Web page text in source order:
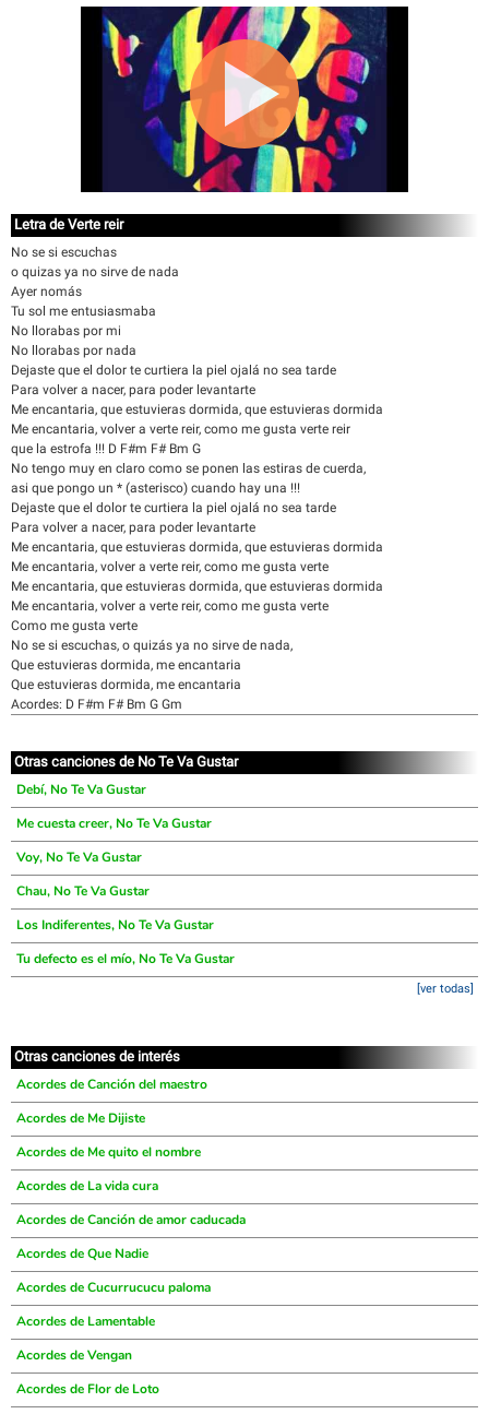
Letra de Verte reir
No se si escuchas
o quizas ya no sirve de nada
Ayer nomás
Tu sol me entusiasmaba
No llorabas por mi
No llorabas por nada
Dejaste que el dolor te curtiera la piel ojalá no sea tarde
Para volver a nacer, para poder levantarte
Me encantaria, que estuvieras dormida, que estuvieras dormida
Me encantaria, volver a verte reir, como me gusta verte reir
que la estrofa !!! D F#m F# Bm G
No tengo muy en claro como se ponen las estiras de cuerda,
asi que pongo un * (asterisco) cuando hay una !!!
Dejaste que el dolor te curtiera la piel ojalá no sea tarde
Para volver a nacer, para poder levantarte
Me encantaria, que estuvieras dormida, que estuvieras dormida
Me encantaria, volver a verte reir, como me gusta verte
Me encantaria, que estuvieras dormida, que estuvieras dormida
Me encantaria, volver a verte reir, como me gusta verte
Como me gusta verte
No se si escuchas, o quizás ya no sirve de nada,
Que estuvieras dormida, me encantaria
Que estuvieras dormida, me encantaria
Acordes: D F#m F# Bm G Gm
Otras canciones de No Te Va Gustar
Debí, No Te Va Gustar
Me cuesta creer, No Te Va Gustar
Voy, No Te Va Gustar
Chau, No Te Va Gustar
Los Indiferentes, No Te Va Gustar
Tu defecto es el mío, No Te Va Gustar
[ver todas]
Otras canciones de interés
Acordes de Canción del maestro
Acordes de Me Dijiste
Acordes de Me quito el nombre
Acordes de La vida cura
Acordes de Canción de amor caducada
Acordes de Que Nadie
Acordes de Cucurrucucu paloma
Acordes de Lamentable
Acordes de Vengan
Acordes de Flor de Loto